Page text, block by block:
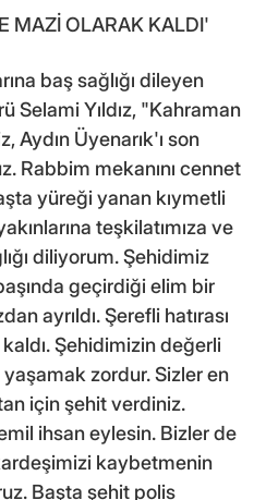
MAZİ OLARAK KALDI'
baş sağlığı dileyen
Selami Yıldız, "Kahraman
Aydın Üyenarık'ı son
Rabbim mekanını cennet
yüreği yanan kıymetli
teşkilatımıza ve
diliyorum. Şehidimiz
geçirdiği elim bir
ayrıldı. Şerefli hatırası
Şehidimizin değerli
yaşamak zordur. Sizler en
için şehit verdiniz.
ihsan eylesin. Bizler de
kaybetmenin
Başta şehit polis